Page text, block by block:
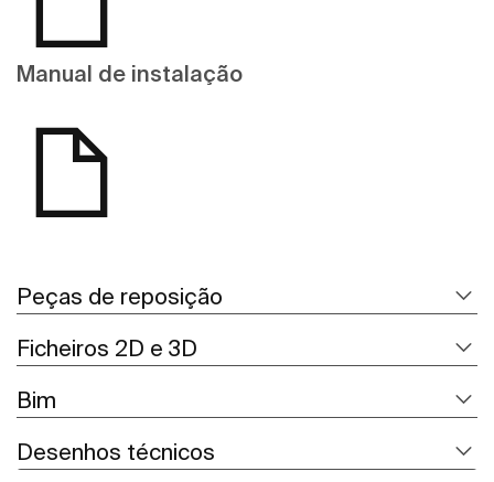
Manual de instalação
Peças de reposição
Ficheiros 2D e 3D
Bim
Desenhos técnicos